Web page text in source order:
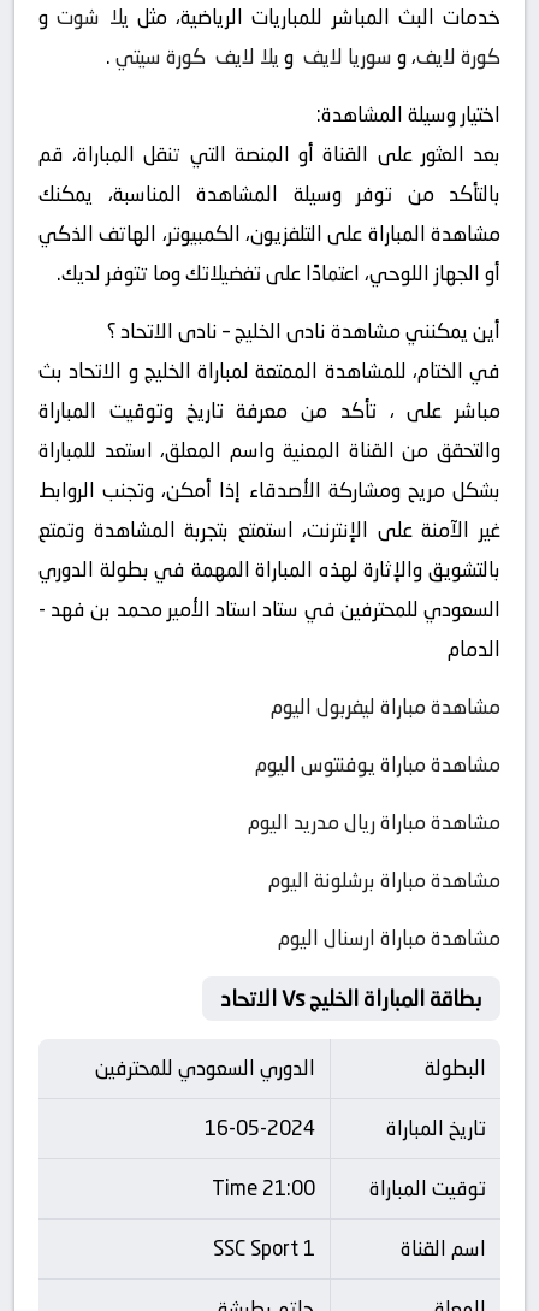
خدمات البث المباشر للمباريات الرياضية، مثل يلا شوتو
كورة لايف، وسوريا لايف ويلا لايف كورة سيتي.
اختيار وسيلة المشاهدة:
بعد العثور على القناة أو المنصة التي تنقل المباراة، قم
بالتأكد من توفر وسيلة المشاهدة المناسبة، يمكنك
مشاهدة المباراة على التلفزيون، الكمبيوتر، الهاتف الذكي
أو الجهاز اللوحي، اعتمادًا على تفضيلاتك وما تتوفر لديك.
أين يمكنني مشاهدة ‎نادى الخليج – نادى الاتحاد ؟
في الختام، للمشاهدة الممتعة لمباراة الخليج و الاتحاد بث
مباشر على ، تأكد من معرفة تاريخ وتوقيت المباراة
والتحقق من القناة المعنية واسم المعلق، استعد للمباراة
بشكل مريح ومشاركة الأصدقاء إذا أمكن، وتجنب الروابط
غير الآمنة على الإنترنت، استمتع بتجربة المشاهدة وتمتع
بالتشويق والإثارة لهذه المباراة المهمة في بطولة الدوري
السعودي للمحترفين في ستاد استاد الأمير محمد بن فهد -
الدمام
مشاهدة مباراة ليفربول اليوم
مشاهدة مباراة يوفنتوس اليوم
مشاهدة مباراة ريال مدريد اليوم
مشاهدة مباراة برشلونة اليوم
مشاهدة مباراة ارسنال اليوم
بطاقة المباراة الخليج Vs الاتحاد
البطولة
الدوري السعودي للمحترفين
تاريخ المباراة
16-05-2024
توقيت المباراة
21:00 Time
اسم القناة
SSC Sport 1